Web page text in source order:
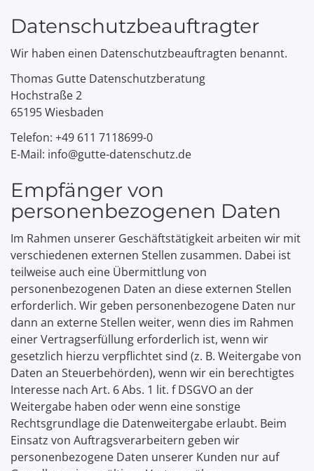
Datenschutz­beauftragter
Wir haben einen Datenschutzbeauftragten benannt.
Thomas Gutte Datenschutzberatung
Hochstraße 2
65195 Wiesbaden
Telefon: +49 611 7118699-0
E-Mail: info@gutte-datenschutz.de
Empfänger von
personenbezogenen Daten
Im Rahmen unserer Geschäftstätigkeit arbeiten wir mit
verschiedenen externen Stellen zusammen. Dabei ist
teilweise auch eine Übermittlung von
personenbezogenen Daten an diese externen Stellen
erforderlich. Wir geben personenbezogene Daten nur
dann an externe Stellen weiter, wenn dies im Rahmen
einer Vertragserfüllung erforderlich ist, wenn wir
gesetzlich hierzu verpflichtet sind (z. B. Weitergabe von
Daten an Steuerbehörden), wenn wir ein berechtigtes
Interesse nach Art. 6 Abs. 1 lit. f DSGVO an der
Weitergabe haben oder wenn eine sonstige
Rechtsgrundlage die Datenweitergabe erlaubt. Beim
Einsatz von Auftragsverarbeitern geben wir
personenbezogene Daten unserer Kunden nur auf